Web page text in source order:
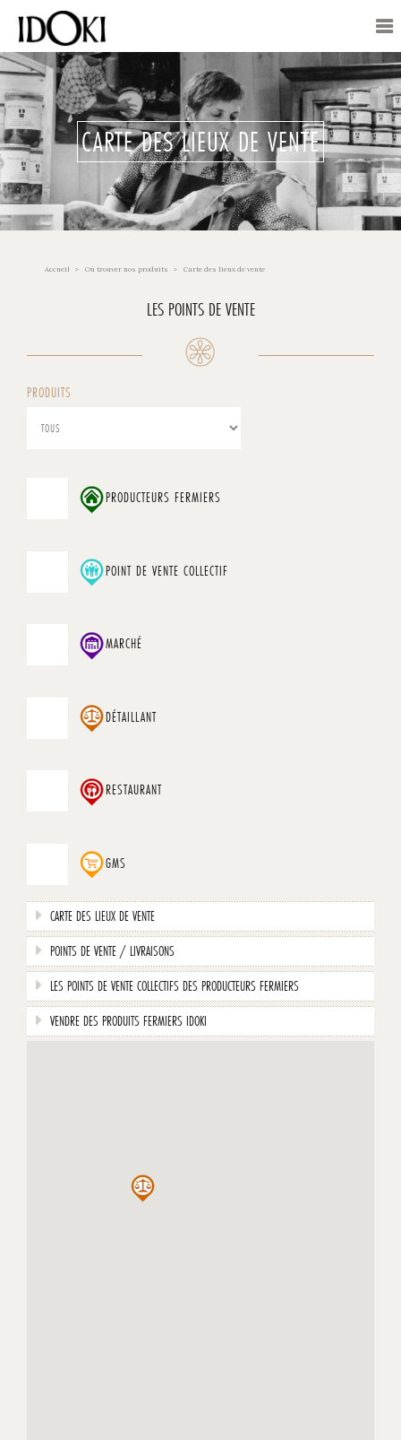
CARTE DES LIEUX DE VENTE
Accueil Où trouver nos produits Carte des lieux de vente
LES POINTS DE VENTE
PRODUITS
PRODUCTEURS FERMIERS
POINT DE VENTE COLLECTIF
MARCHÉ
DÉTAILLANT
RESTAURANT
GMS
CARTE DES LIEUX DE VENTE
POINTS DE VENTE / LIVRAISONS
LES POINTS DE VENTE COLLECTIFS DES PRODUCTEURS FERMIERS
VENDRE DES PRODUITS FERMIERS IDOKI